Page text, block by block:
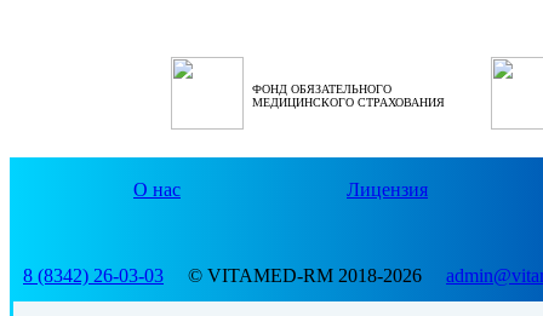
ФОНД ОБЯЗАТЕЛЬНОГО
МЕДИЦИНСКОГО СТРАХОВАНИЯ
О нас Лицензия
8 (8342) 26-03-03 © VITAMED-RM 2018-2026